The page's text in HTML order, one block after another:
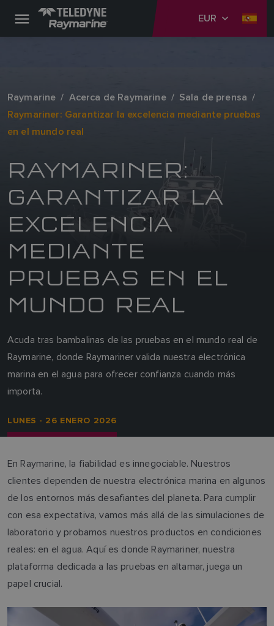
EUR
Raymarine Acerca de Raymarine
Sala de prensa
Raymariner: Garantizar la excelencia mediante pruebas
en el mundo real
RAYMARINER:
GARANTIZAR LA
EXCELENCIA
MEDIANTE
PRUEBAS EN EL
MUNDO REAL
Acuda tras bambalinas de las pruebas en el mundo real de
Raymarine, donde Raymariner valida nuestra electrónica
marina en el agua para ofrecer confianza cuando más
importa.
LUNES - 26 ENERO 2026
En Raymarine, la fiabilidad es innegociable. Nuestros
clientes dependen de nuestra electrónica marina en algunos
de los entornos más desafiantes del planeta. Para cumplir
con esa expectativa, vamos más allá de las simulaciones de
laboratorio y probamos nuestros productos en condiciones
reales: en el agua. Aquí es donde Raymariner, nuestra
plataforma dedicada a las pruebas en altamar, juega un
papel crucial.